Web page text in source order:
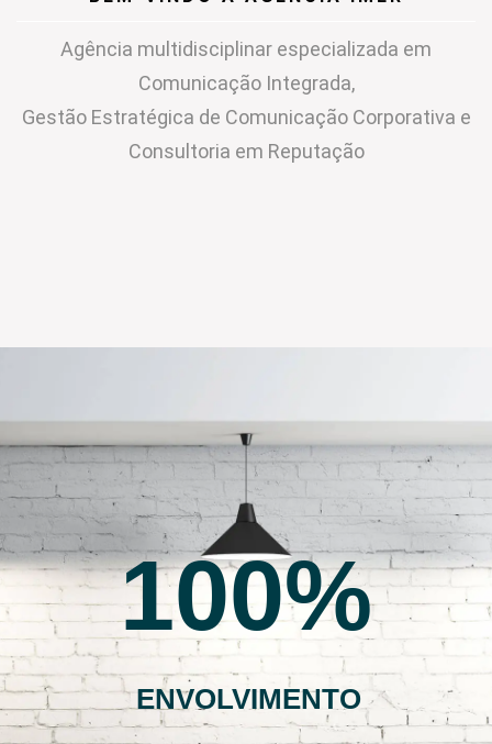
Agência multidisciplinar especializada em
Comunicação Integrada,
Gestão Estratégica de Comunicação Corporativa e
Consultoria em Reputação
100
ENVOLVIMENTO